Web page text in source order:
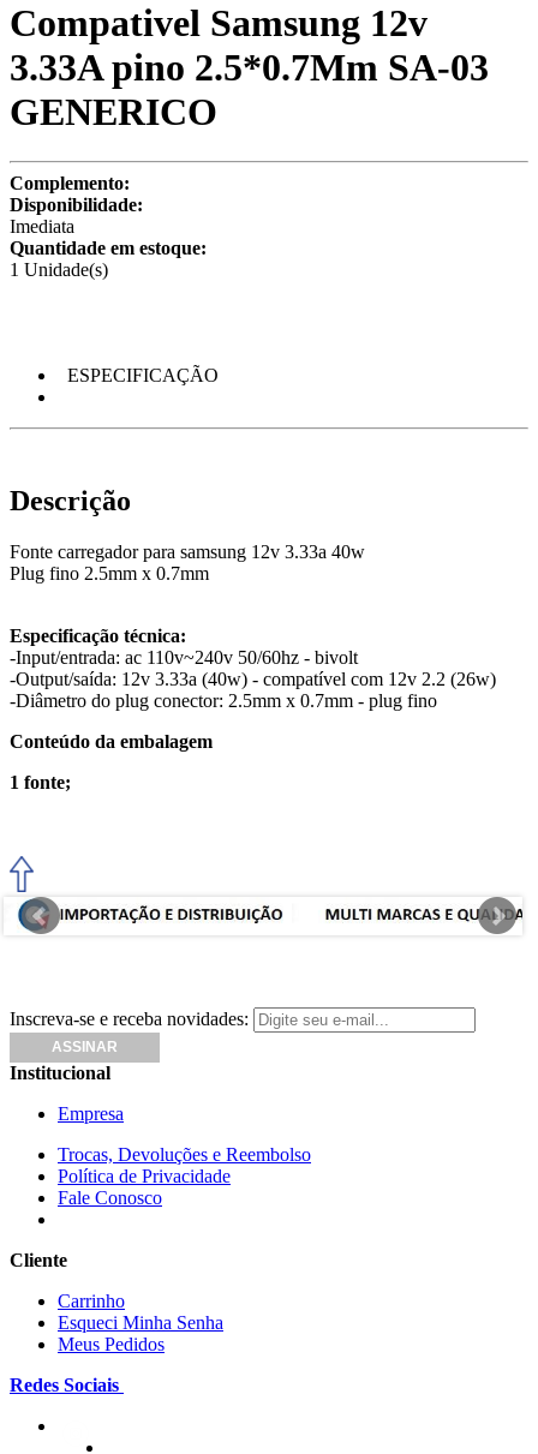
Compativel Samsung 12v
3.33A pino 2.5*0.7Mm SA-03
GENERICO
Complemento:
Disponibilidade:
Imediata
Quantidade em estoque:
1 Unidade(s)
ESPECIFICAÇÃO
Descrição
Fonte carregador para samsung 12v 3.33a 40w
Plug fino 2.5mm x 0.7mm
Especificação técnica:
-Input/entrada: ac 110v~240v 50/60hz - bivolt
-Output/saída: 12v 3.33a (40w) - compatível com 12v 2.2 (26w)
-Diâmetro do plug conector: 2.5mm x 0.7mm - plug fino
Conteúdo da embalagem
1 fonte;
Inscreva-se e receba novidades:
Institucional
Empresa
Trocas, Devoluções e Reembolso
Política de Privacidade
Fale Conosco
Cliente
Carrinho
Esqueci Minha Senha
Meus Pedidos
Redes Sociais